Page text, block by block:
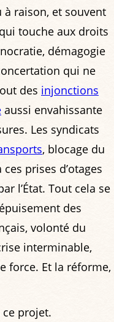
raison, et souvent
touche aux droits
démagogie
qui ne
des injonctions
aussi envahissante
Les syndicats
, blocage du
prises d’otages
l’État. Tout cela se
des
volonté du
interminable,
force. Et la réforme,
ce projet.